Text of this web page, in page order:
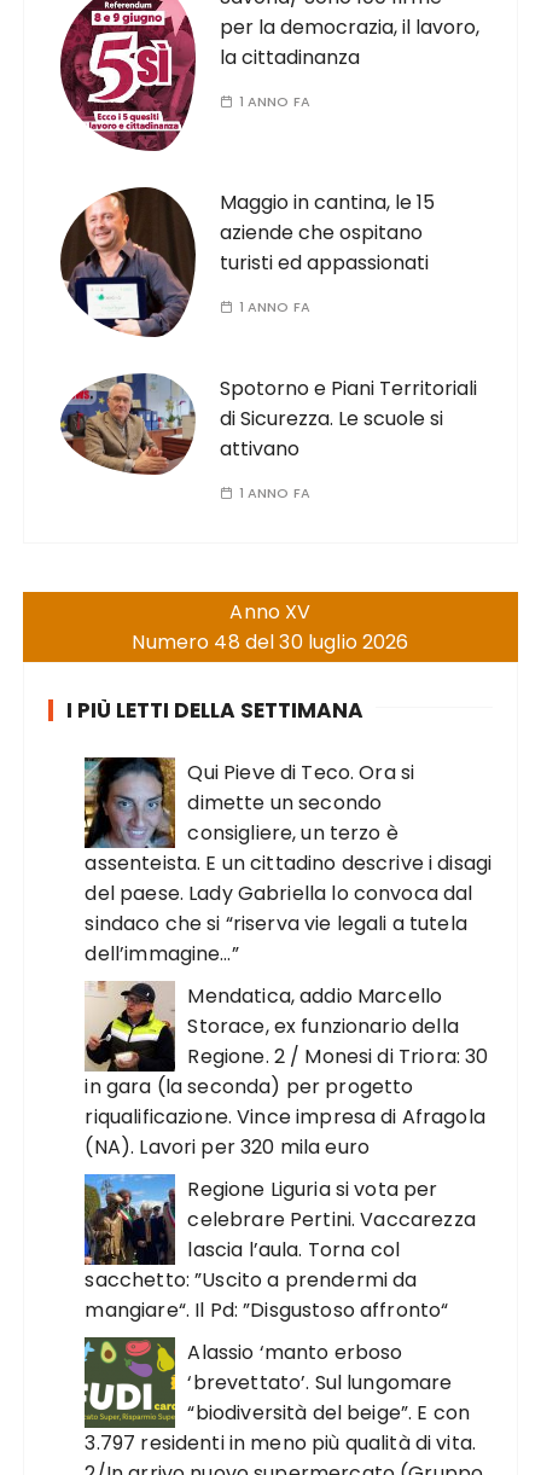
per la democrazia, il lavoro,
la cittadinanza
1 ANNO FA
Maggio in cantina, le 15
aziende che ospitano
turisti ed appassionati
1 ANNO FA
Spotorno e Piani Territoriali
di Sicurezza. Le scuole si
attivano
1 ANNO FA
Anno XV
Numero 48 del 30 luglio 2026
I PIÙ LETTI DELLA SETTIMANA
Qui Pieve di Teco. Ora si
dimette un secondo
consigliere, un terzo è
assenteista. E un cittadino descrive i disagi
del paese. Lady Gabriella lo convoca dal
sindaco che si “riserva vie legali a tutela
dell’immagine…”
Mendatica, addio Marcello
Storace, ex funzionario della
Regione. 2 / Monesi di Triora: 30
in gara (la seconda) per progetto
riqualificazione. Vince impresa di Afragola
(NA). Lavori per 320 mila euro
Regione Liguria si vota per
celebrare Pertini. Vaccarezza
lascia l’aula. Torna col
sacchetto: ”Uscito a prendermi da
mangiare“. Il Pd: ”Disgustoso affronto“
Alassio ‘manto erboso
‘brevettato’. Sul lungomare
“biodiversità del beige”. E con
3.797 residenti in meno più qualità di vita.